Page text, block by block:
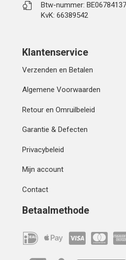
Btw-nummer:
KvK: 66389542
Klantenservice
Verzenden en Betalen
Algemene Voorwaarden
Retour en Omruilbeleid
Garantie & Defecten
Privacybeleid
Mijn account
Contact
Betaalmethode